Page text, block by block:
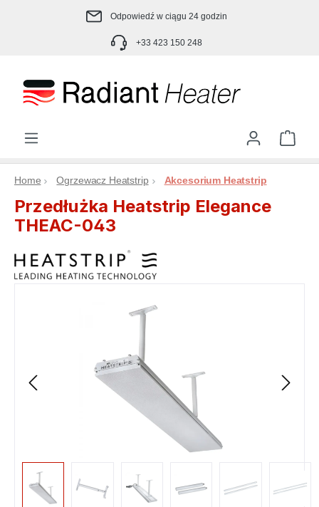
Przejdź do głównej zawartości
Odpowiedź w ciągu 24 godzin
+33 423 150 248
Home Ogrzewacz Heatstrip Akcesorium Heatstrip
Przedłużka Heatstrip Elegance
THEAC-043